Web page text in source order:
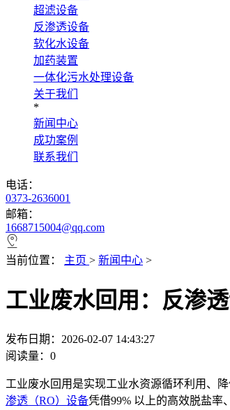
超滤设备
反渗透设备
软化水设备
加药装置
一体化污水处理设备
关于我们
*
新闻中心
成功案例
联系我们
电话：
0373-2636001
邮箱：
1668715004@qq.com
当前位置： 主页 > 新闻中心 >
工业废水回用：反渗
发布日期：2026-02-07 14:43:27
阅读量： 0
工业废水回用是实现工业水资源循环利用、
渗透（RO）设备凭借99% 以上的高效脱盐率